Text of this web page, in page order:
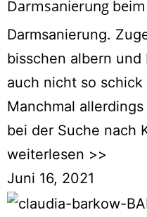
Darmsanierung
Darmsanierung.
bisschen albern
auch nicht so
Manchmal
bei der Suche nach
weiterlesen >>
Juni 16, 2021